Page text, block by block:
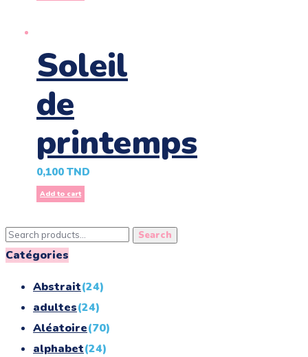
Soleil
de
printemps
0,100 TND
Add to cart
Search
for:
Search
Catégories
Abstrait(24)
adultes(24)
Aléatoire(70)
alphabet(24)